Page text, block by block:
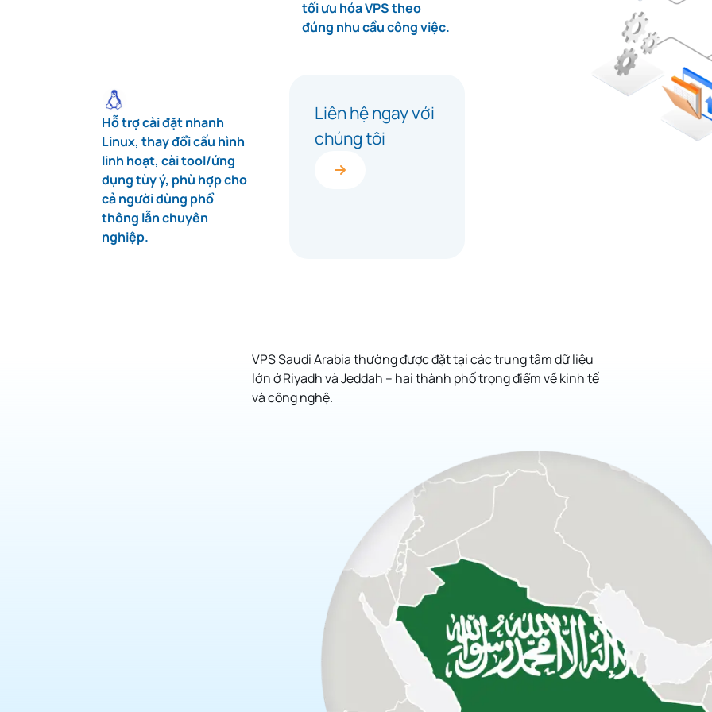
tối ưu hóa VPS theo
đúng nhu cầu công việc.
Hỗ trợ cài đặt nhanh
Linux, thay đổi cấu hình
linh hoạt, cài tool/ứng
dụng tùy ý, phù hợp cho
cả người dùng phổ
thông lẫn chuyên
nghiệp.
Liên hệ ngay với
chúng tôi
VPS Saudi Arabia thường được đặt tại các trung tâm dữ liệu
lớn ở Riyadh và Jeddah – hai thành phố trọng điểm về kinh tế
và công nghệ.